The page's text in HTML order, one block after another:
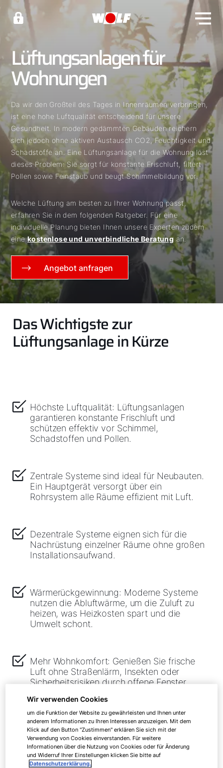
Lüftungsanlagen für
Wohnungen
Da wir den Großteil des Tages in Innenräumen verbringen,
ist eine hohe Luftqualität entscheidend für unsere
Gesundheit. In modern gedämmten Gebäuden reichern
sich jedoch ohne aktiven Austausch CO2, Feuchtigkeit und
Schadstoffe an. Eine Lüftungsanlage für die Wohnung löst
dieses Problem: Sie sorgt für konstante Frischluft, filtert
Pollen sowie Feinstaub und beugt Schimmelbildung vor.
Welche Lüftung am besten zu Ihrer Wohnung passt,
erfahren Sie in dem folgenden Ratgeber. Für eine
individuelle Planung bieten Ihnen unsere Experten zudem
einekostenlose und unverbindliche Beratung an.
Angebot anfragen
Das Wichtigste zur
Lüftungsanlage in Kürze
Höchste Luftqualität: Lüftungsanlagen
garantieren konstante Frischluft und
schützen effektiv vor Schimmel,
Schadstoffen und Pollen.
Zentrale Systeme sind ideal für Neubauten.
Ein Hauptgerät versorgt über ein
Rohrsystem alle Räume effizient mit Luft.
Dezentrale Systeme eignen sich für die
Nachrüstung einzelner Räume ohne großen
Installationsaufwand.
Wärmerückgewinnung: Moderne Systeme
nutzen die Abluftwärme, um die Zuluft zu
heizen, was Heizkosten spart und die
Umwelt schont.
Mehr Wohnkomfort: Genießen Sie frische
Luft ohne Straßenlärm, Insekten oder
Sicherheitsrisiken durch offene Fenster.
Kostenlose Beratung: Wir beraten Sie gerne
unverbindlich und kostenlos, um die
passende Lüftungslösung für Ihr Zuhause zu
finden.
Wir verwenden Cookies
um die Funktion der Website zu gewährleisten und Ihnen unter
anderem Informationen zu Ihren Interessen anzuzeigen. Mit dem
Klick auf den Button "Zustimmen" erklären Sie sich mit der
Verwendung von Cookies einverstanden. Für weitere
Informationen über die Nutzung von Cookies oder für Änderung
und Widerruf Ihrer Einstellungen klicken Sie bitte auf
Datenschutzerklärung.